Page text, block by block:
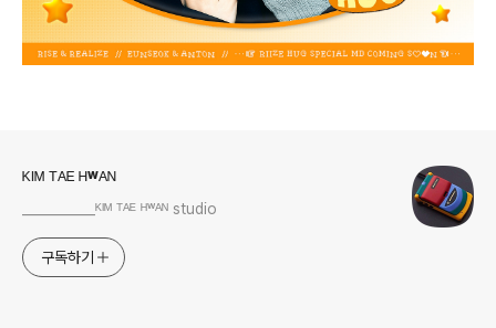
ᴷᴵᴹ ᵀᴬᴱ ᴴʷᴬᴺ
___________ᴷᴵᴹ ᵀᴬᴱ ᴴʷᴬᴺ studio
구독하기